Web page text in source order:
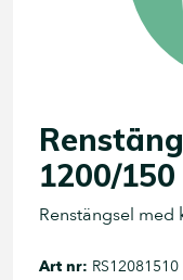
1200/150
Renstängsel
Art nr: RS12081510